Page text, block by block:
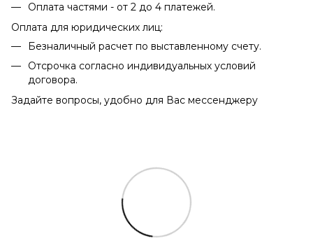
Оплата частями - от 2 до 4 платежей.
Оплата для юридических лиц:
Безналичный расчет по выставленному счету.
Отсрочка согласно индивидуальных условий
договора.
Задайте вопросы, удобно для Вас мессенджеру